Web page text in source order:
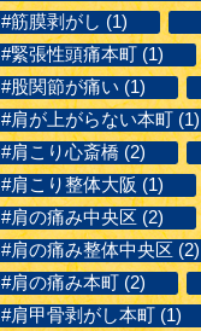
#筋膜剥がし (1)
#緊張性頭痛本町 (1)
#股関節が痛い (1)
#肩が上がらない本町 (1)
#肩こり心斎橋 (2)
#肩こり整体大阪 (1)
#肩の痛み中央区 (2)
#肩の痛み整体中央区 (2)
#肩の痛み本町 (2)
#肩甲骨剥がし本町 (1)